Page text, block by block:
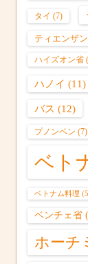
タイ (7)
ティエンザ
ハイズオン省
ハノイ (11)
バス (12)
プノンペン (7)
ベト
ベトナム料理
ベンチェ省
ホーチ